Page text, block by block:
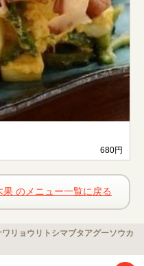
680円
のメニュー一覧に戻る
リョウリトシマブタアグーソウカ